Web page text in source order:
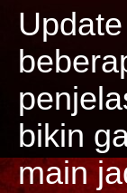
bikin
main